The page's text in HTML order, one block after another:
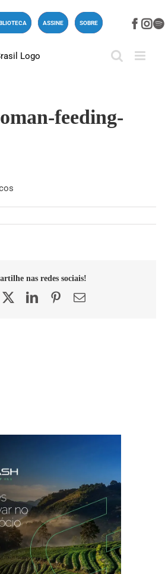
ASSINE SOBRE
feeding-
nas redes sociais!
LinkedInPinterest
E-